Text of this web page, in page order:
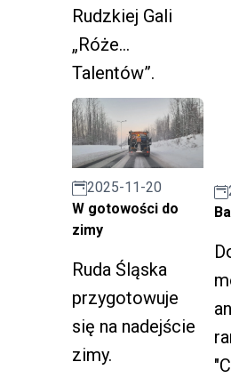
Rudzkiej Gali
„Róże
Talentów”.
Przyznano
doroczne
nagrody za
osiągnięcia w
dziedzinie
twórczości
artystycznej,
upowszechniani
a i ochrony
kultury za 2024
2025-11-20
W gotowości do
zimy
Ruda Śląska
przygotowuje
się na nadejście
zimy.